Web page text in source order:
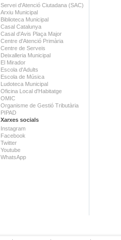
Servei d'Atenció Ciutadana (SAC)
Arxiu Municipal
Biblioteca Municipal
Casal Catalunya
Casal d'Avis Plaça Major
Centre d'Atenció Primària
Centre de Serveis
Deixalleria Municipal
El Mirador
Escola d'Adults
Escola de Música
Ludoteca Municipal
Oficina Local d'Habitatge
OMIC
Organisme de Gestió Tributària
PIPAD
Xarxes socials
Instagram
Facebook
Twitter
Youtube
WhatsApp